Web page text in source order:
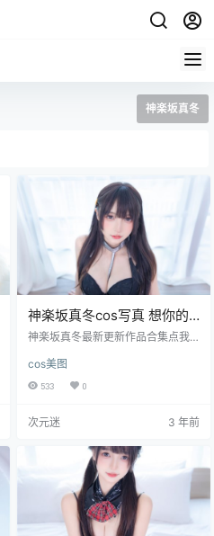
神楽坂真冬
神楽坂真冬cos写真 想你的
夜 [75P-181MB]
神楽坂真冬最新更新作品合集点我
cos美图
533 0
次元迷 3 年前